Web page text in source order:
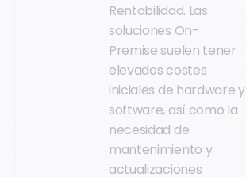
Rentabilidad. Las
soluciones On-
Premise suelen tener
elevados costes
iniciales de hardware y
software, así como la
necesidad de
mantenimiento y
actualizaciones